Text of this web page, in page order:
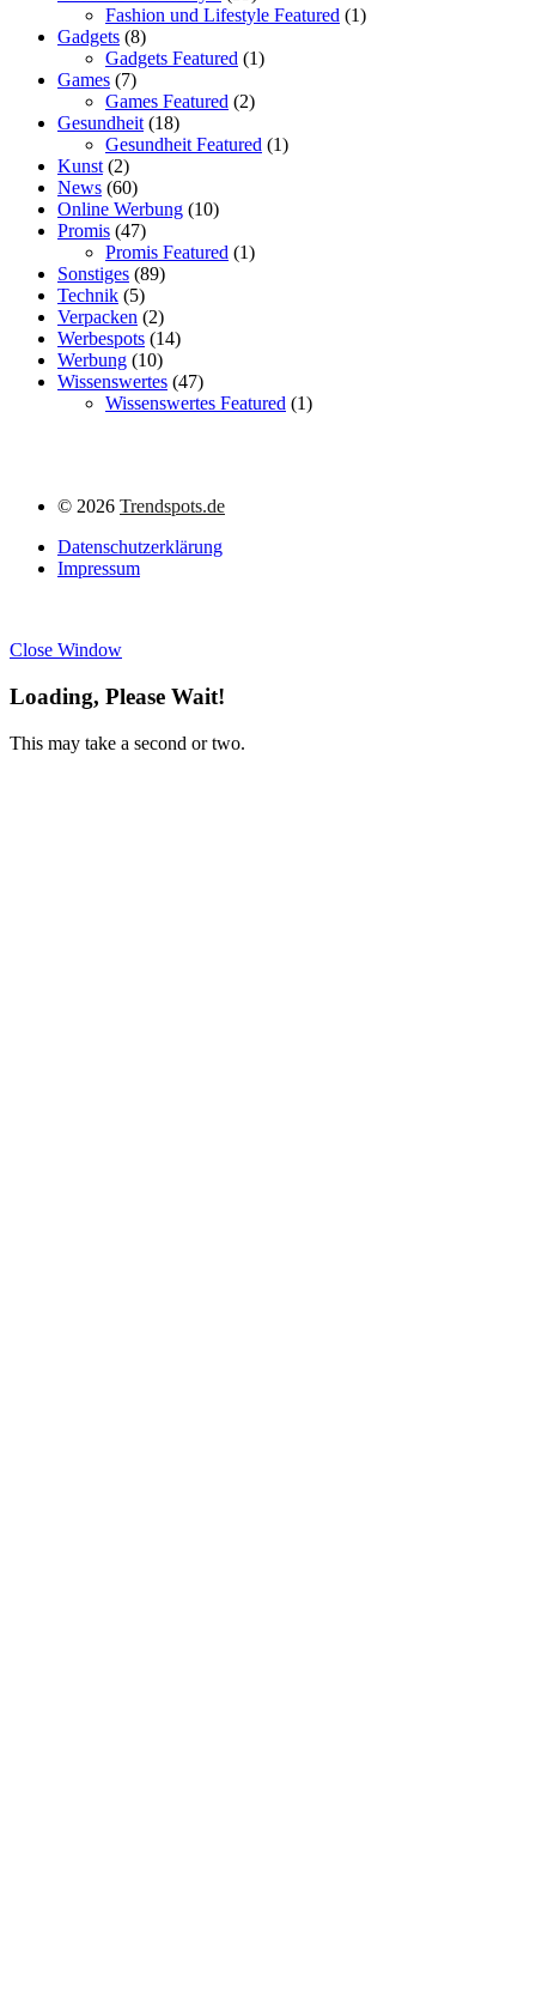
Fashion und Lifestyle Featured (1)
Gadgets (8)
Gadgets Featured (1)
Games (7)
Games Featured (2)
Gesundheit(18)
Gesundheit Featured (1)
Kunst(2)
News (60)
Online Werbung (10)
Promis (47)
Promis Featured (1)
Sonstiges (89)
Technik (5)
Verpacken (2)
Werbespots (14)
Werbung (10)
Wissenswertes (47)
Wissenswertes Featured (1)
© 2026 Trendspots.de
Datenschutzerklärung
Impressum
Close Window
Loading, Please Wait!
This may take a second or two.